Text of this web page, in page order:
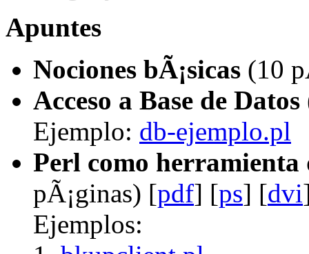
Apuntes
Nociones bÃ¡sicas (10
Acceso a Base de Datos
Ejemplo: db-ejemplo.pl
Perl como
pÃ¡ginas) [pdf] [ps] [dvi
Ejemplos: